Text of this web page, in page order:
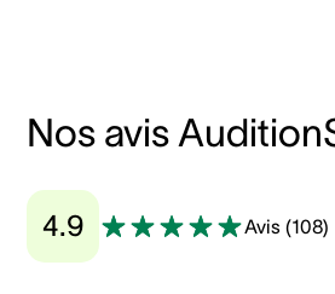
Nos avis
4.9 Avis (108)